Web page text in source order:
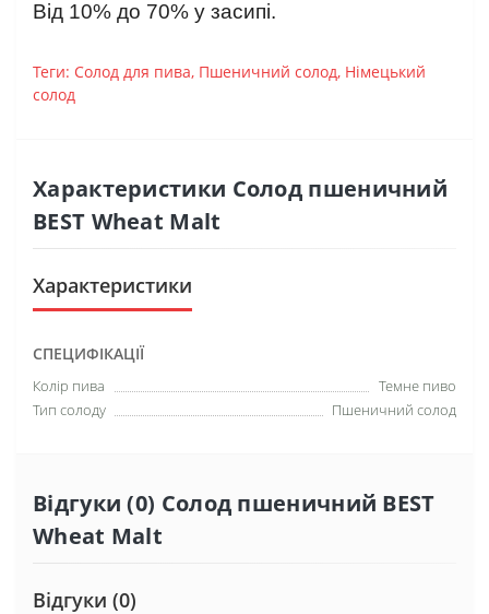
Від 10% до 70% у засипі.
Теги: Солод для пива, Пшеничний солод, Німецький
солод
Характеристики Солод пшеничний
BEST Wheat Malt
Характеристики
СПЕЦИФІКАЦІЇ
Колір пива
Темне пиво
Тип солоду
Пшеничний солод
Відгуки (0) Солод пшеничний BEST
Wheat Malt
Відгуки (0)